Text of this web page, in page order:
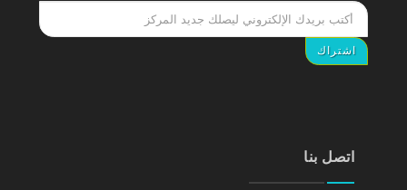
اتصل بنا